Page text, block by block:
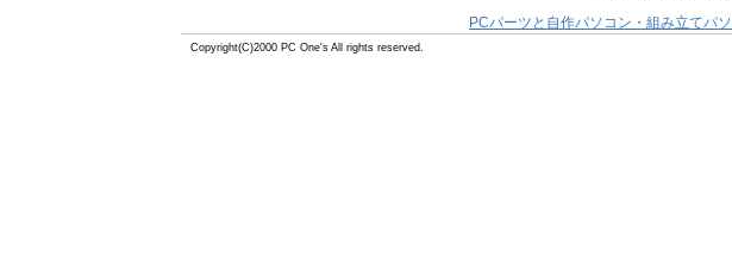
PCパーツと自作パソコン・組み立てパ
Copyright(C)2000 PC One's All rights reserved.